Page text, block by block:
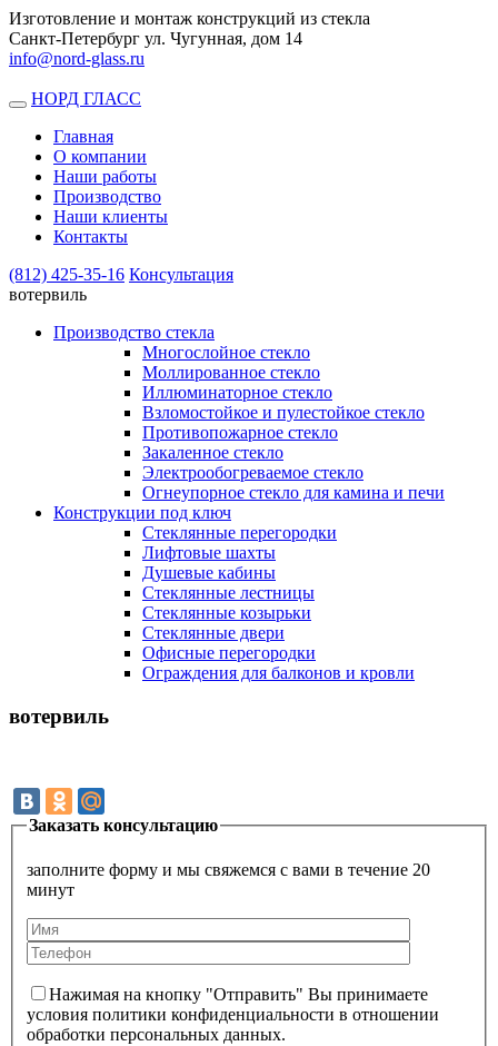
Изготовление и монтаж конструкций из стекла
Санкт-Петербург ул. Чугунная, дом 14
info@nord-glass.ru
Toggle
navigation
НОРД ГЛАСС
Главная
О компании
Наши работы
Производство
Наши клиенты
Контакты
(812) 425-35-16 Консультация
вотервиль
Производство стекла
Многослойное стекло
Моллированное стекло
Иллюминаторное стекло
Взломостойкое и пулестойкое стекло
Противопожарное стекло
Закаленное стекло
Электрообогреваемое стекло
Огнеупорное стекло для камина и печи
Конструкции под ключ
Стеклянные перегородки
Лифтовые шахты
Душевые кабины
Cтеклянные лестницы
Cтеклянные козырьки
Cтеклянные двери
Офисные перегородки
Ограждения для балконов и кровли
вотервиль
Заказать консультацию
заполните форму и мы свяжемся с вами в течение 20
минут
Нажимая на кнопку "Отправить" Вы принимаете
условия политики конфиденциальности в отношении
обработки персональных данных.